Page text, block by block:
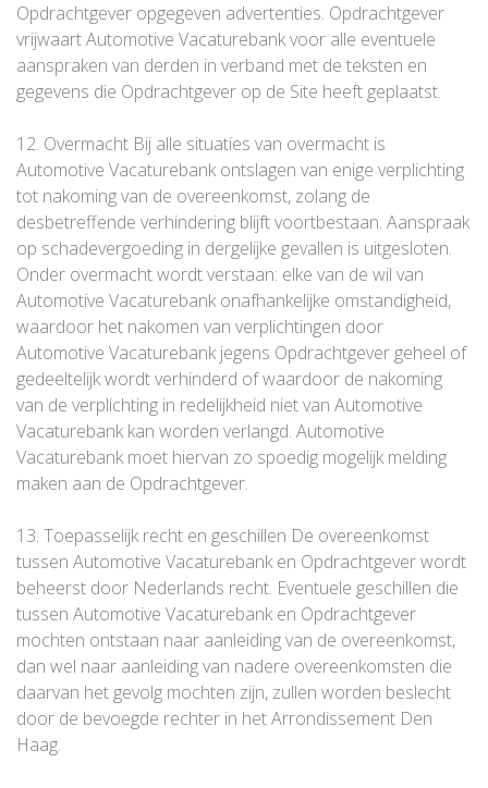
Opdrachtgever opgegeven advertenties. Opdrachtgever
vrijwaart Automotive Vacaturebank voor alle eventuele
aanspraken van derden in verband met de teksten en
gegevens die Opdrachtgever op de Site heeft geplaatst.
12. Overmacht Bij alle situaties van overmacht is
Automotive Vacaturebank ontslagen van enige verplichting
tot nakoming van de overeenkomst, zolang de
desbetreffende verhindering blijft voortbestaan. Aanspraak
op schadevergoeding in dergelijke gevallen is uitgesloten.
Onder overmacht wordt verstaan: elke van de wil van
Automotive Vacaturebank onafhankelijke omstandigheid,
waardoor het nakomen van verplichtingen door
Automotive Vacaturebank jegens Opdrachtgever geheel of
gedeeltelijk wordt verhinderd of waardoor de nakoming
van de verplichting in redelijkheid niet van Automotive
Vacaturebank kan worden verlangd. Automotive
Vacaturebank moet hiervan zo spoedig mogelijk melding
maken aan de Opdrachtgever.
13. Toepasselijk recht en geschillen De overeenkomst
tussen Automotive Vacaturebank en Opdrachtgever wordt
beheerst door Nederlands recht. Eventuele geschillen die
tussen Automotive Vacaturebank en Opdrachtgever
mochten ontstaan naar aanleiding van de overeenkomst,
dan wel naar aanleiding van nadere overeenkomsten die
daarvan het gevolg mochten zijn, zullen worden beslecht
door de bevoegde rechter in het Arrondissement Den
Haag.